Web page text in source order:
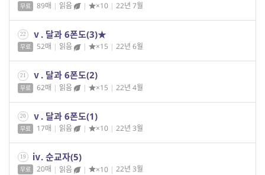
무료 89매 | 읽음 | ×10 | 22년 7월
22 ⅴ. 달과 6폰도(3)★
무료 52매 | 읽음 | ×15 | 22년 6월
21 ⅴ. 달과 6폰도(2)
무료 62매 | 읽음 | ×15 | 22년 4월
20 ⅴ. 달과 6폰도(1)
무료 17매 | 읽음 | ×10 | 22년 3월
19 ⅳ. 순교자(5)
무료 20매 | 읽음 | ×10 | 22년 3월